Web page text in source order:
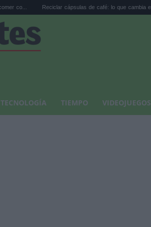
Reciclar cápsulas de café: lo que cambia el 12 de ...
TECNOLOGÍA TIEMPO VIDEOJUEGOS